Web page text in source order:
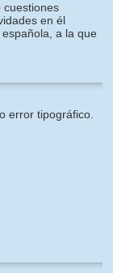
cuestiones
en él
a la que
error tipográfico.